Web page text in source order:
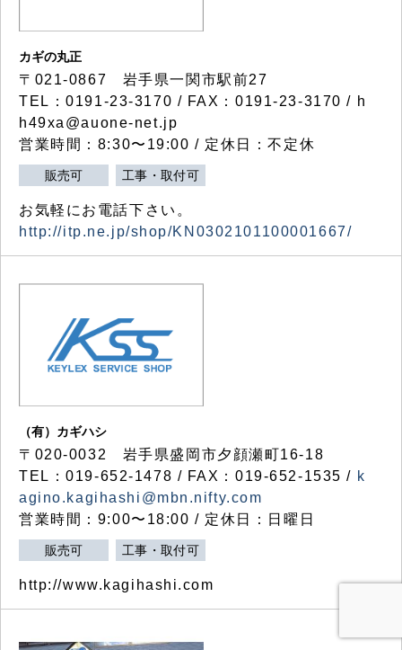
カギの丸正
〒021-0867 岩手県一関市駅前27
TEL：0191-23-3170 / FAX：0191-23-3170 / h
h49xa@auone-net.jp
営業時間：8:30〜19:00 / 定休日：不定休
販売可 工事・取付可
お気軽にお電話下さい。
http://itp.ne.jp/shop/KN0302101100001667/
（有）カギハシ
〒020-0032 岩手県盛岡市夕顔瀬町16-18
TEL：019-652-1478 / FAX：019-652-1535 / k
agino.kagihashi@mbn.nifty.com
営業時間：9:00〜18:00 / 定休日：日曜日
販売可 工事・取付可
http://www.kagihashi.com